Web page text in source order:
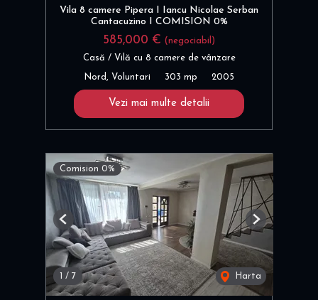
Vila 8 camere Pipera I Iancu Nicolae Serban
Cantacuzino I COMISION 0%
585,000 € (negociabil)
Casă / Vilă cu 8 camere de vânzare
Nord, Voluntari 303 mp 2005
Vezi mai multe detalii
Comision 0%
1 / 7 Harta
Previous Next